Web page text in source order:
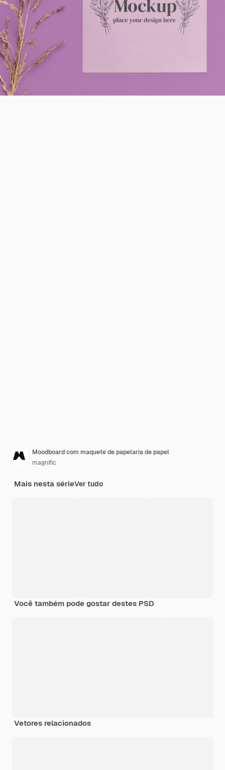
Moodboard com maquete de papelaria de papel
magnific
Mais nesta sérieVer tudo
Você também pode gostar destes PSD
Vetores relacionados